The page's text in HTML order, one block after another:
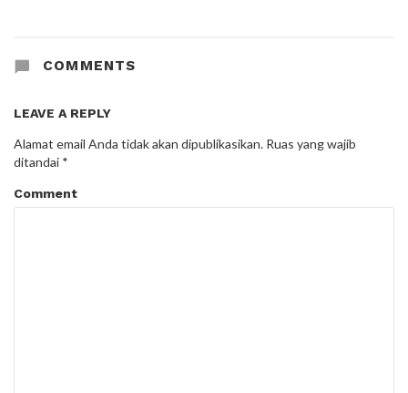
COMMENTS
LEAVE A REPLY
Alamat email Anda tidak akan dipublikasikan. Ruas yang wajib
ditandai *
Comment